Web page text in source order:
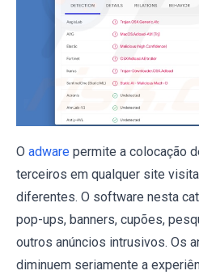
O adware permite a colocação
terceiros em qualquer site
diferentes. O software nesta
pop-ups, banners, cupões,
outros anúncios intrusivos. Os
diminuem seriamente a